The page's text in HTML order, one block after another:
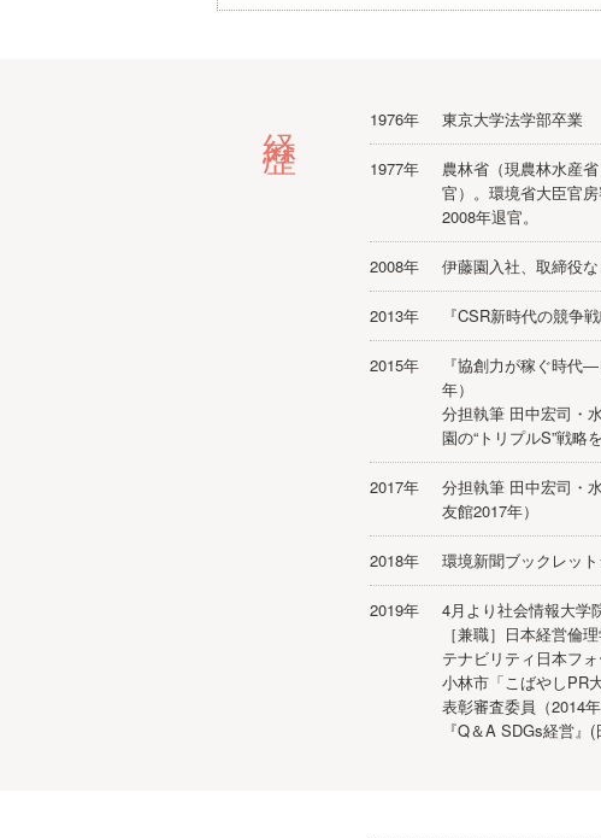
1976年 東京大学法学部卒業
1977年
農林省（現農林水産
官）。環境省大臣官
2008年退官。
2008年 伊藤園入社、取締役
2013年 『CSR新時代の競
2015年
『協創力が稼ぐ時代
年）
分担執筆 田中宏司・
園の“トリプルS”戦略
2017年
分担執筆 田中宏司・
友館2017年）
2018年 環境新聞ブックレッ
2019年
4月より社会情報大学
［兼職］日本経営倫
テナビリティ日本フ
小林市「こばやしPR
表彰審査委員（2014
『Q＆A SDGs経営